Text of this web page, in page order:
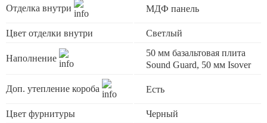
Отделка внутри МДФ панель
Цвет отделки внутри Светлый
Наполнение
50 мм базальтовая плита
Sound Guard, 50 мм Isover
Доп. утепление короба Есть
Цвет фурнитуры
Черный